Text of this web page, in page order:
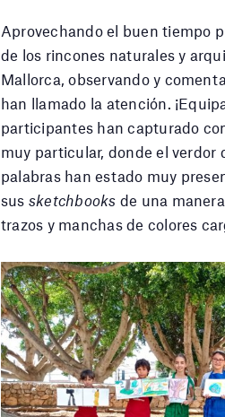
Aprovechando el buen tiempo
de los rincones naturales y
Mallorca, observando y
han llamado la atención.
participantes han capturado
muy particular, donde el verdor
palabras han estado muy
sus sketchbooks de una
trazos y manchas de colores